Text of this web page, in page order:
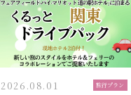
2026.08.01 旅行プラン